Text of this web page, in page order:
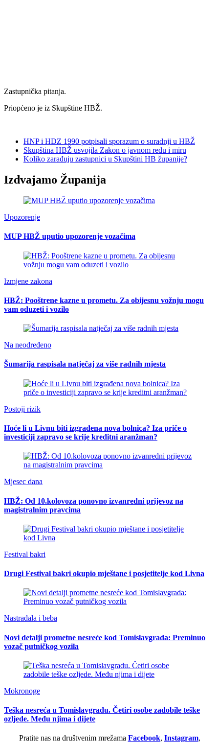
Zastupnička pitanja.
Priopćeno je iz Skupštine HBŽ.
HNP i HDZ 1990 potpisali sporazum o suradnji u HBŽ
Skupština HBŽ usvojila Zakon o javnom redu i miru
Koliko zarađuju zastupnici u Skupštini HB županije?
Izdvajamo Županija
Upozorenje
MUP HBŽ uputio upozorenje vozačima
Izmjene zakona
HBŽ: Pooštrene kazne u prometu. Za obijesnu vožnju mogu
vam oduzeti i vozilo
Na neodređeno
Šumarija raspisala natječaj za više radnih mjesta
Postoji rizik
Hoće li u Livnu biti izgrađena nova bolnica? Iza priče o
investiciji zapravo se krije kreditni aranžman?
Mjesec dana
HBŽ: Od 10.kolovoza ponovno izvanredni prijevoz na
magistralnim pravcima
Festival bakri
Drugi Festival bakri okupio mještane i posjetitelje kod Livna
Nastradala i beba
Novi detalji prometne nesreće kod Tomislavgrada: Preminuo
vozač putničkog vozila
Mokronoge
Teška nesreća u Tomislavgradu. Četiri osobe zadobile teške
ozljede. Među njima i dijete
Pratite nas na društvenim mrežama Facebook, Instagram,